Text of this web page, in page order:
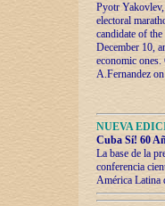
Pyotr
electoral
candidate of
December 10,
economic
A.Fernandez
NUEVA
Cuba Sí! 60
La base de la
conferencia
América Latina